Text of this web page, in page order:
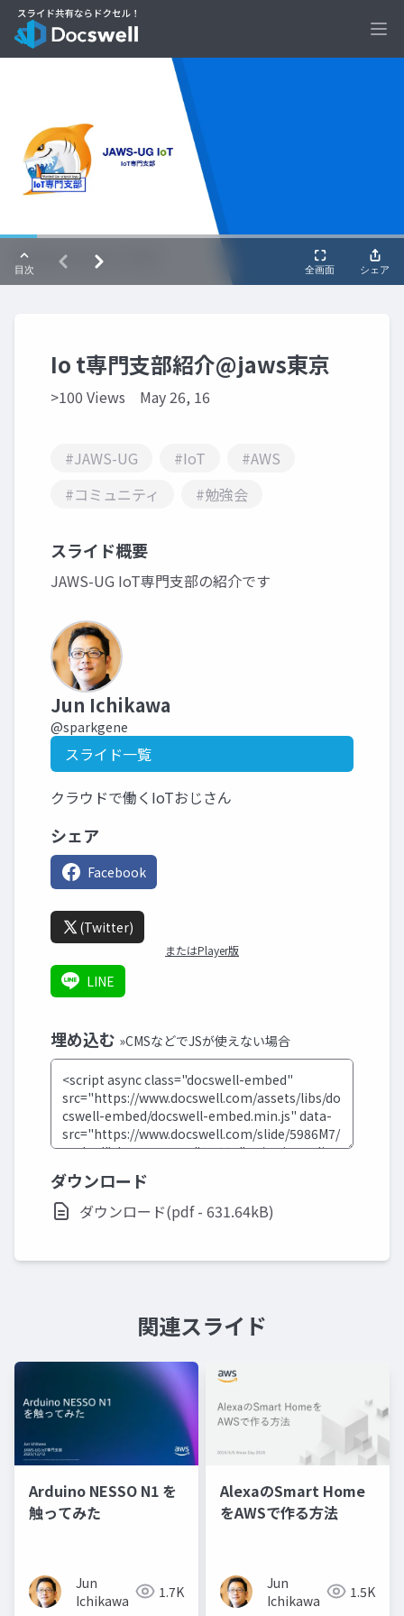
Io t専門支部紹介@jaws東京
>100 Views May 26, 16
#JAWS-UG #IoT
#AWS
#コミュニティ
#勉強会
スライド概要
JAWS-UG IoT専門支部の紹介です
Jun Ichikawa
@sparkgene
スライド一覧
クラウドで働くIoTおじさん
シェア
Facebook
(Twitter)
またはPlayer版
LINE
埋め込む »CMSなどでJSが使えない場合
ダウンロード
ダウンロード(pdf - 631.64kB)
関連スライド
Arduino NESSO N1 を
触ってみた
Jun
Ichikawa
1.7K
AlexaのSmart Home
をAWSで作る方法
Jun
Ichikawa
1.5K